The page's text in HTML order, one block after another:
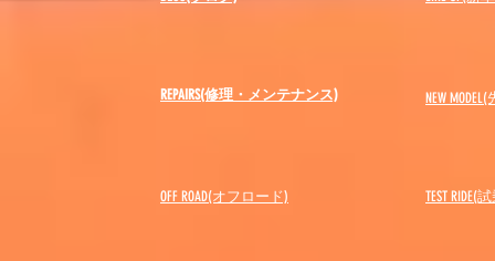
REPAIRS(修理・メンテナンス) NEW MODEL(
OFF ROAD(オフロード) ​TEST RIDE(